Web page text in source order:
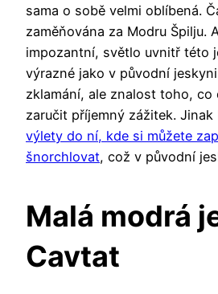
sama o sobě velmi oblíbená.
zaměňována za Modru Špilju.
impozantní, světlo uvnitř této
výrazné jako v původní
zklamání, ale znalost toho, co
zaručit příjemný zážitek.
výlety do ní, kde si můžete
šnorchlovat, což v původní
Malá modrá
Cavtat